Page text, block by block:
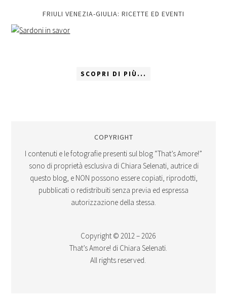
FRIULI VENEZIA-GIULIA: RICETTE ED EVENTI
SCOPRI DI PIÙ...
COPYRIGHT
I contenuti e le fotografie presenti sul blog “That’s Amore!”
sono di proprietà esclusiva di Chiara Selenati, autrice di
questo blog, e NON possono essere copiati, riprodotti,
pubblicati o redistribuiti senza previa ed espressa
autorizzazione della stessa.
Copyright © 2012 – 2026
That’s Amore! di Chiara Selenati.
All rights reserved.